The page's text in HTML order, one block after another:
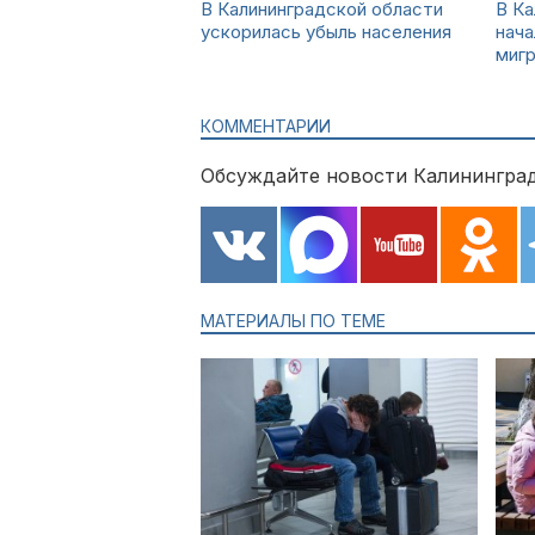
В Калининградской области
ускорилась убыль населения
В
КОММЕНТАРИИ
Обсуждайте новости
МАТЕРИАЛЫ ПО ТЕМЕ